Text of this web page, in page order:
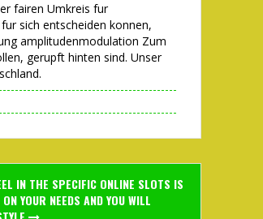
fairen Umkreis fur
sich entscheiden konnen,
amplitudenmodulation Zum
gerupft hinten sind. Unser
IN THE SPECIFIC ONLINE SLOTS IS
YOUR NEEDS AND YOU WILL